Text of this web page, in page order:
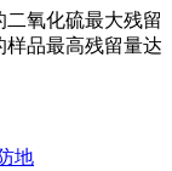
氧化硫最大残留
样品最高残留量达
地